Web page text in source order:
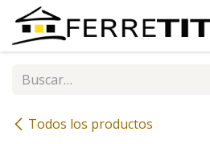
Ir al contenido
Todos los productos